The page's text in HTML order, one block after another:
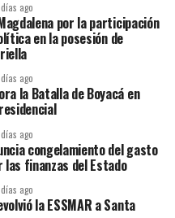
ago
por la participación
en la posesión de
ago
la Batalla de Boyacá en
ago
congelamiento del gasto
finanzas del Estado
ago
la ESSMAR a Santa